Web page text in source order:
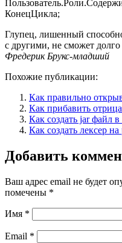
КонецЦикла;
Глупец, лишенный
с другими, не сможет
Фредерик Брукс-младший
Похожие публикации:
Как правильно
Как прибавить
Как создать jar файл
Как создать лексер
Добавить
Ваш адрес email не будет
помечены *
Имя *
Email *